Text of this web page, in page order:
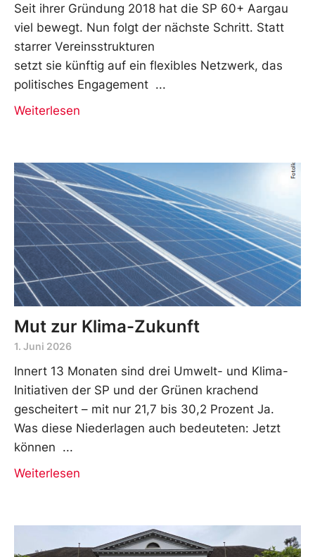
Seit ihrer Gründung 2018 hat die SP 60+ Aargau
viel bewegt. Nun folgt der nächste Schritt. Statt
starrer Vereinsstrukturen
setzt sie künftig auf ein flexibles Netzwerk, das
politisches Engagement
Weiterlesen
Mut zur Klima-Zukunft
1. Juni 2026
Innert 13 Monaten sind drei Umwelt- und Klima-
Initiativen der SP und der Grünen krachend
gescheitert – mit nur 21,7 bis 30,2 Prozent Ja.
Was diese Niederlagen auch bedeuteten: Jetzt
können
Weiterlesen